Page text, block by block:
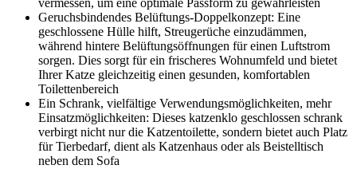
vermessen, um eine optimale Passform zu gewährleisten
Geruchsbindendes Belüftungs-Doppelkonzept: Eine
geschlossene Hülle hilft, Streugerüche einzudämmen,
während hintere Belüftungsöffnungen für einen Luftstrom
sorgen. Dies sorgt für ein frischeres Wohnumfeld und bietet
Ihrer Katze gleichzeitig einen gesunden, komfortablen
Toilettenbereich
Ein Schrank, vielfältige Verwendungsmöglichkeiten, mehr
Einsatzmöglichkeiten: Dieses katzenklo geschlossen schrank
verbirgt nicht nur die Katzentoilette, sondern bietet auch Platz
für Tierbedarf, dient als Katzenhaus oder als Beistelltisch
neben dem Sofa